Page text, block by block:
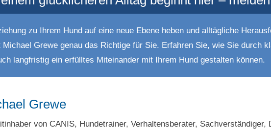
glücklicheren Alltag beginnt hier –
zu Ihrem Hund auf eine neue Ebene heben und alltägliche
Michael Grewe genau das Richtige für Sie. Erfahren Sie, wie Sie durch
Grewe